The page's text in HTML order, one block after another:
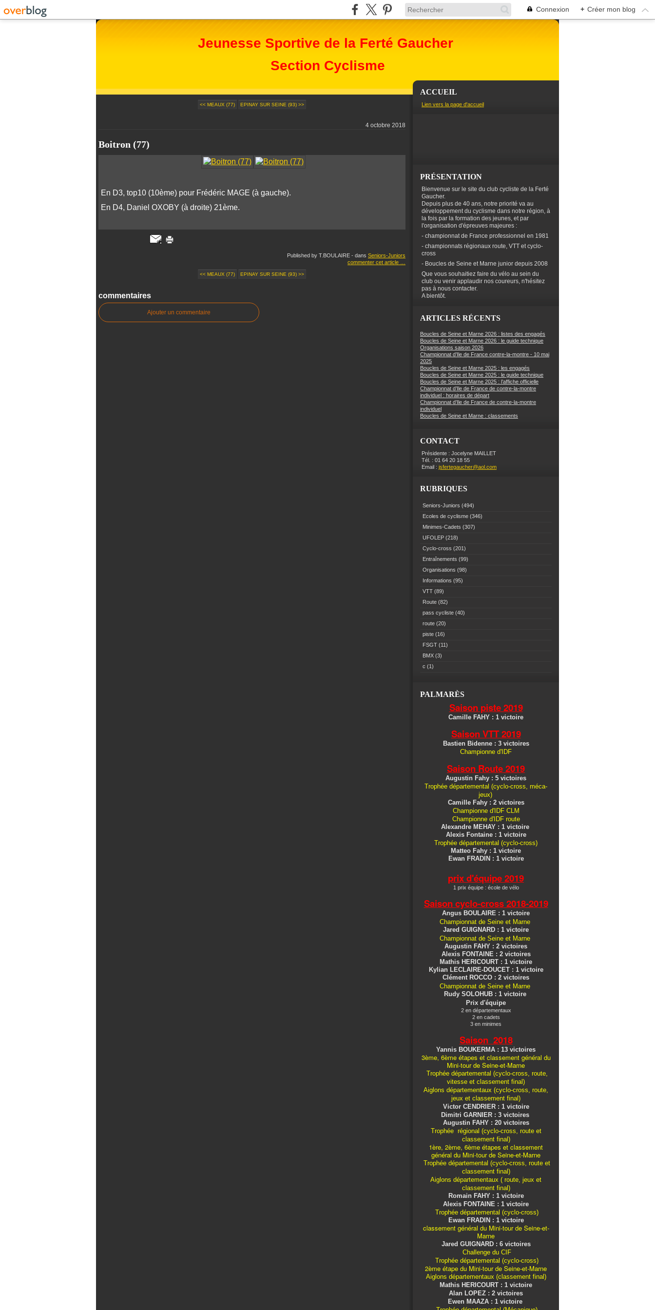
Connexion + Créer mon blog
Jeunesse Sportive de la Ferté Gaucher
Section Cyclisme
<< MEAUX (77) EPINAY SUR SEINE (93) >>
4 octobre 2018
Boitron (77)
En D3, top10 (10ème) pour Frédéric MAGE (à gauche).
En D4, Daniel OXOBY (à droite) 21ème.
Published by T.BOULAIRE - dans Seniors-Juniors
commenter cet article
<< MEAUX (77) EPINAY SUR SEINE (93) >>
commentaires
Ajouter un commentaire
ACCUEIL
Lien vers la page d'accueil
PRÉSENTATION
Bienvenue sur le site du club cycliste de la Ferté
Gaucher.
Depuis plus de 40 ans, notre priorité va au
développement du cyclisme dans notre région, à
la fois par la formation des jeunes, et par
l'organisation d'épreuves majeures :
- championnat de France professionnel en 1981
- championnats régionaux route, VTT et cyclo-
cross
- Boucles de Seine et Marne junior depuis 2008
Que vous souhaitiez faire du vélo au sein du
club ou venir applaudir nos coureurs, n'hésitez
pas à nous contacter.
A bientôt.
ARTICLES RÉCENTS
Boucles de Seine et Marne 2026 : listes des engagés
Boucles de Seine et Marne 2026 : le guide technique
Organisations saison 2026
Championnat d’Ile de France contre-la-montre - 10 mai
2025
Boucles de Seine et Marne 2025 : les engagés
Boucles de Seine et Marne 2025 : le guide technique
Boucles de Seine et Marne 2025 : l’affiche officielle
Championnat d’Ile de France de contre-la-montre
individuel : horaires de départ
Championnat d’Ile de France de contre-la-montre
individuel
Boucles de Seine et Marne : classements
CONTACT
Présidente : Jocelyne MAILLET
Tél. : 01 64 20 18 55
Email : jsfertegaucher@aol.com
RUBRIQUES
Seniors-Juniors (494)
Ecoles de cyclisme (346)
Minimes-Cadets (307)
UFOLEP (218)
Cyclo-cross (201)
Entraînements (99)
Organisations (98)
Informations (95)
VTT (89)
Route (82)
pass cycliste (40)
route (20)
piste (16)
FSGT (11)
BMX (3)
c (1)
PALMARÈS
Saison piste 2019
Camille FAHY : 1 victoire
Saison VTT 2019
Bastien Bidenne : 3 victoires
Championne d'IDF
Saison Route 2019
Augustin Fahy : 5 victoires
Trophée départemental (cyclo-cross, méca-
jeux)
Camille Fahy : 2 victoires
Championne d'IDF CLM
Championne d'IDF route
Alexandre MEHAY : 1 victoire
Alexis Fontaine : 1 victoire
Trophée départemental (cyclo-cross)
Matteo Fahy : 1 victoire
Ewan FRADIN : 1 victoire
prix d'équipe 2019
1 prix équipe : école de vélo
Saison cyclo-cross2018-2019
Angus BOULAIRE : 1 victoire
Championnat de Seine et Marne
Jared GUIGNARD : 1 victoire
Championnat de Seine et Marne
Augustin FAHY : 2 victoires
Alexis FONTAINE : 2 victoires
Mathis HERICOURT : 1 victoire
Kylian LECLAIRE-DOUCET : 1 victoire
Clément ROCCO : 2 victoires
Championnat de Seine et Marne
Rudy SOLOHUB : 1 victoire
Prix d'équipe
2 en départementaux
2 en cadets
3 en minimes
Saison 2018
Yannis BOUKERMA : 13 victoires
3ème, 6ème étapes et classement général du
Mini-tour de Seine-et-Marne
Trophée départemental (cyclo-cross, route,
vitesse et classement final)
Aiglons départementaux (cyclo-cross, route,
jeux et classement final)
Victor CENDRIER : 1 victoire
Dimitri GARNIER : 3 victoires
Augustin FAHY : 20 victoires
Trophée régional (cyclo-cross, route et
classement final)
1ère, 2ème, 6ème étapes et classement
général du Mini-tour de Seine-et-Marne
Trophée départemental (cyclo-cross, route et
classement final)
Aiglons départementaux ( route, jeux et
classement final)
Romain FAHY : 1 victoire
Alexis FONTAINE : 1 victoire
Trophée départemental (cyclo-cross)
Ewan FRADIN : 1 victoire
classement général du Mini-tour de Seine-et-
Marne
Jared GUIGNARD : 6 victoires
Challenge du CIF
Trophée départemental (cyclo-cross)
2ème étape du Mini-tour de Seine-et-Marne
Aiglons départementaux (classement final)
Mathis HERICOURT : 1 victoire
Alan LOPEZ : 2 victoires
Ewen MAAZA : 1 victoire